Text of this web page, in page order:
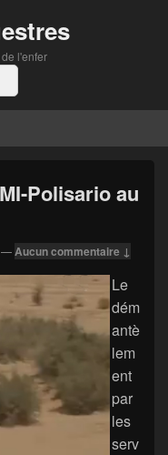
l'enfer
Polisario au
—Aucun commentaire ↓
Le
dém
antè
lem
ent
par
les
serv